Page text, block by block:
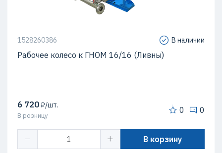
1528260386 В наличии
Рабочее колесо к ГНОМ 16/16 (Ливны)
6 720₽/шт.
В розницу
0 0
В корзину